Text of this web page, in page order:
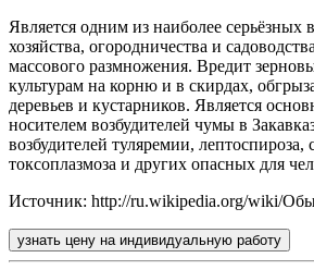
Является одним из наиболее серьёзных
хозяйства, огородничества и
массового размножения. Вредит
культурам на корню и в скирдах,
деревьев и кустарников. Является
носителем возбудителей чумы в
возбудителей туляремии, лептоспироза,
токсоплазмоза и других опасных для
Источник: http://ru.wikipedia.org/wiki/
узнать цену на индивидуальную работу